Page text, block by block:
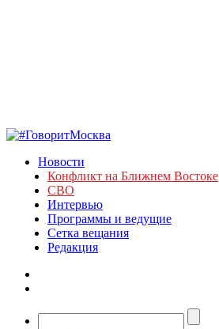
Новости
Конфликт на Ближнем Востоке
СВО
Интервью
Программы и ведущие
Сетка вещания
Редакция